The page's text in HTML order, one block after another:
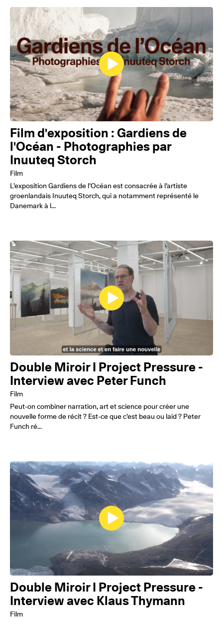
Film d'exposition : Gardiens de
l'Océan - Photographies par
Inuuteq Storch
Film
L’exposition Gardiens de l’Océan est consacrée à l’artiste
groenlandais Inuuteq Storch, qui a notamment représenté le
Danemark à l...
Double Miroir I Project Pressure -
Interview avec Peter Funch
Film
Peut-on combiner narration, art et science pour créer une
nouvelle forme de récit ? Est-ce que c’est beau ou laid ? Peter
Funch ré...
Double Miroir I Project Pressure -
Interview avec Klaus Thymann
Film